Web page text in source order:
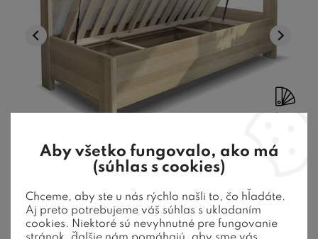
Rohová zvýšená úložná posteľ jednolôžko
Drevená posteľ ze 4/2,5 cm dubového masívu. Nosnosť rámu
Aby všetko fungovalo, ako má
(súhlas s cookies)
Chceme, aby ste u nás rýchlo našli to, čo hľadáte.
Aj preto potrebujeme váš súhlas s ukladaním
cookies. Niektoré sú nevyhnutné pre fungovanie